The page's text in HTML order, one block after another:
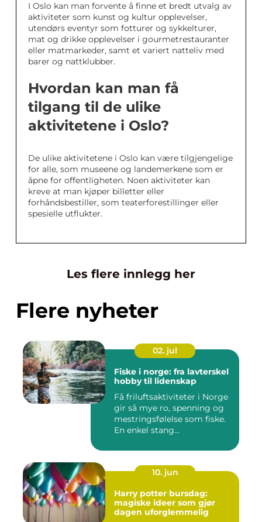
I Oslo kan man forvente å finne et bredt utvalg av
aktiviteter som kunst og kultur opplevelser,
utendørs eventyr som fotturer og sykkelturer,
mat og drikke opplevelser i gourmetrestauranter
eller matmarkeder, samt et variert natteliv med
barer og nattklubber.
Hvordan kan man få
tilgang til de ulike
aktivitetene i Oslo?
De ulike aktivitetene i Oslo kan være tilgjengelige
for alle, som museene og landemerkene som er
åpne for offentligheten. Noen aktiviteter kan
kreve at man kjøper billetter eller
forhåndsbestiller, som teaterforestillinger eller
spesielle utflukter.
Les flere innlegg her
Flere nyheter
02. jul
Fiske i norge: fra lavterskel
hobby til lidenskap
Få friluftsaktiviteter i Norge
gir så mye ro, spenning og
mestringsfølelse som fiske.
En enkel stang...
10. jun
Harry potter bursdag:
magiske ideer som gjør
dagen uforglemmelig